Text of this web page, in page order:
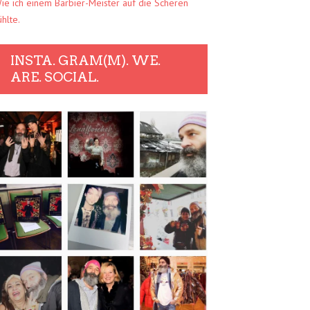
ich einem Barbier-Meister auf die Scheren
INSTA. GRAM(M). WE.
ARE. SOCIAL.